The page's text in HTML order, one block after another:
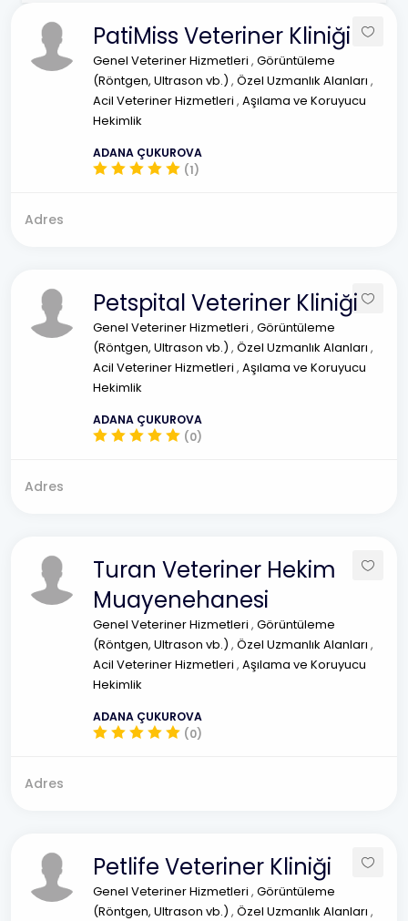
PatiMiss Veteriner Kliniği
Genel Veteriner Hizmetleri , Görüntüleme
(Röntgen, Ultrason vb.) , Özel Uzmanlık Alanları ,
Acil Veteriner Hizmetleri , Aşılama ve Koruyucu
Hekimlik
ADANA ÇUKUROVA
(1)
Adres
Petspital Veteriner Kliniği
Genel Veteriner Hizmetleri , Görüntüleme
(Röntgen, Ultrason vb.) , Özel Uzmanlık Alanları ,
Acil Veteriner Hizmetleri , Aşılama ve Koruyucu
Hekimlik
ADANA ÇUKUROVA
(0)
Adres
Turan Veteriner Hekim
Muayenehanesi
Genel Veteriner Hizmetleri , Görüntüleme
(Röntgen, Ultrason vb.) , Özel Uzmanlık Alanları ,
Acil Veteriner Hizmetleri , Aşılama ve Koruyucu
Hekimlik
ADANA ÇUKUROVA
(0)
Adres
Petlife Veteriner Kliniği
Genel Veteriner Hizmetleri , Görüntüleme
(Röntgen, Ultrason vb.) , Özel Uzmanlık Alanları ,